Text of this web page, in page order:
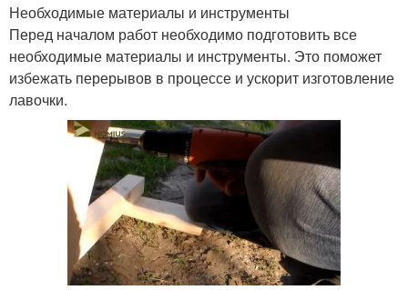
Необходимые материалы и инструменты
Перед началом работ необходимо подготовить все
необходимые материалы и инструменты. Это поможет
избежать перерывов в процессе и ускорит изготовление
лавочки.